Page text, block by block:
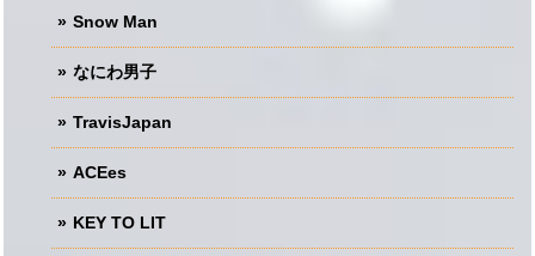
Snow Man
なにわ男子
TravisJapan
ACEes
KEY TO LIT